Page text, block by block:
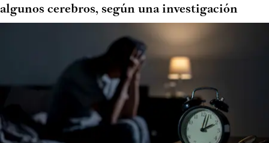
algunos cerebros, según una investigación